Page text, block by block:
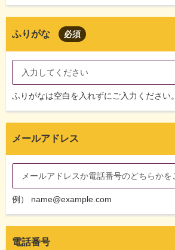
ふりがな 必須
ふりがなは空白を入れずにご入力ください。
メールアドレス
例） name@example.com
電話番号